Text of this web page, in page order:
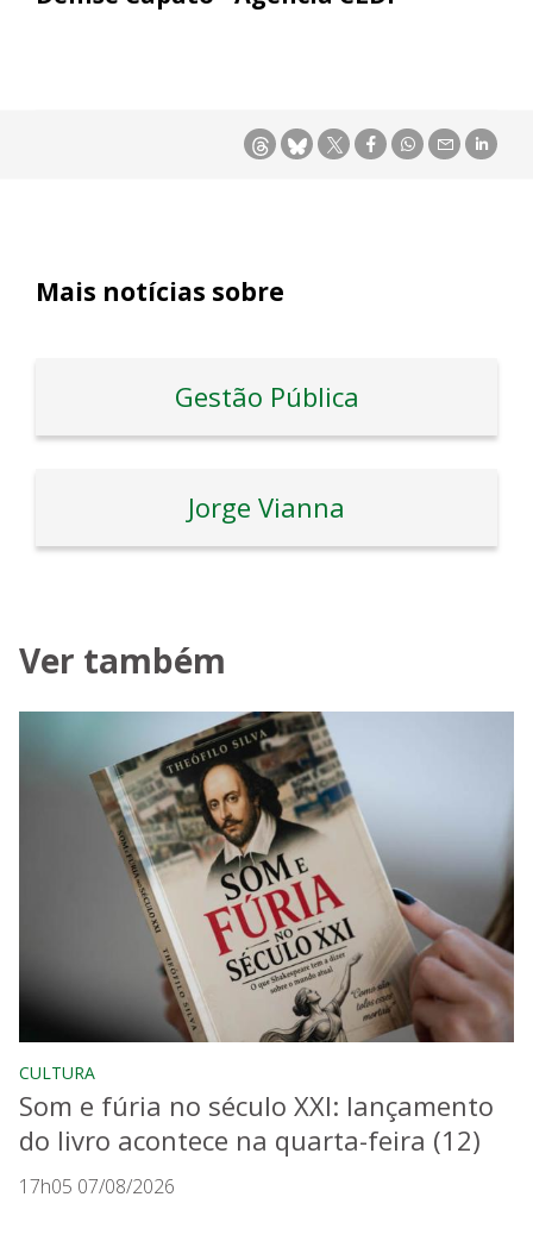
Mais notícias sobre
Gestão Pública
Jorge Vianna
Ver também
CULTURA
Som e fúria no século XXI: lançamento
do livro acontece na quarta-feira (12)
17h05 07/08/2026